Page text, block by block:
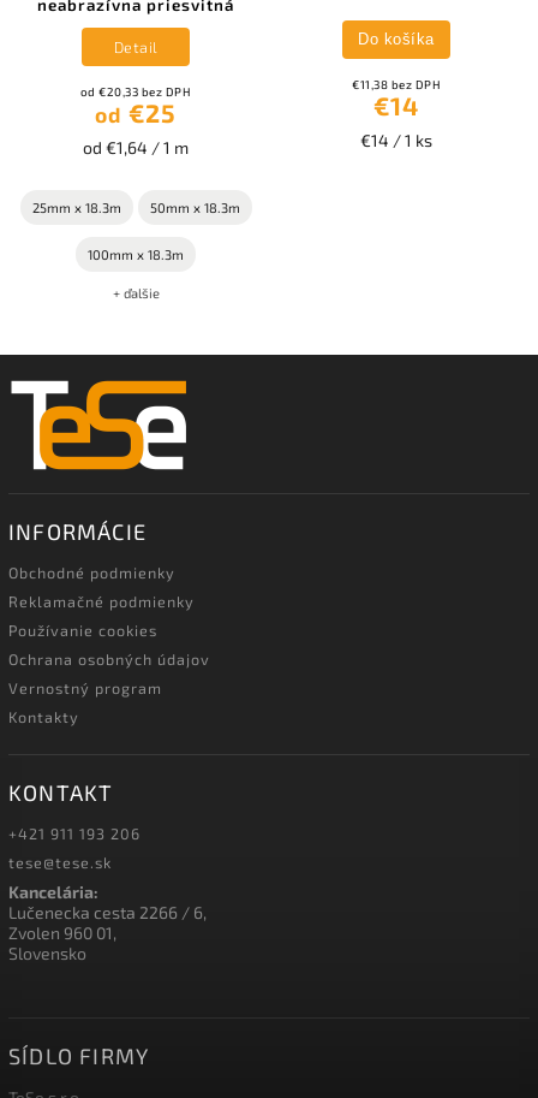
neabrazívna priesvitná
od €20,33 bez DPH
od €25
od €1,64 / 1 m
Detail
25mm x 18.3m 50mm x 18.3m
100mm x 18.3m
+ ďalšie
€11,38 bez DPH
€14
€14 / 1 ks
Do košíka
INFORMÁCIE
Obchodné podmienky
Reklamačné podmienky
Používanie cookies
Ochrana osobných údajov
Vernostný program
Kontakty
KONTAKT
+421 911 193 206
tese@tese.sk
Kancelária:
Lučenecka cesta 2266 / 6,
Zvolen 960 01,
Slovensko
SÍDLO FIRMY